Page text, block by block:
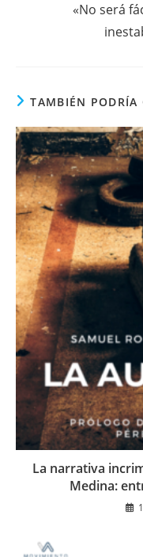
«No será
TAMBIÉN PODRÍA
La narrativa
Medina: